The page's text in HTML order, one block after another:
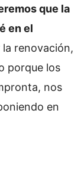
que la
en el
renovación,
porque los
nos
en